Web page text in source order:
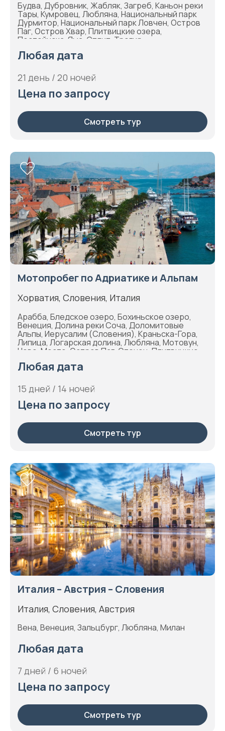
Будва, Дубровник, Жабляк, Загреб, Каньон реки
Тары, Кумровец, Любляна, Национальный парк
Дурмитор, Национальный парк Ловчен, Остров
Паг, Остров Хвар, Плитвицкие озера,
Постойнска-Яма, Сплит, Трогир
Любая дата
21 день / 20 ночей
Цена по запросу
Смотреть тур
Мотопробег по Адриатике и Альпам
Хорватия, Словения, Италия
Арабба, Бледское озеро, Бохиньское озеро,
Венеция, Долина реки Соча, Доломитовые
Альпы, Иерусалим (Словения), Краньска-Гора,
Липица, Логарская долина, Любляна, Мотовун,
Ново-Место, Остров Паг, Оточец, Плитвицкие
озера, Полуостров Истрия, Порторож, Птуй,
Сплит, Трогир, Шибеник, Шкофья-Лока,
Любая дата
15 дней / 14 ночей
Цена по запросу
Смотреть тур
Италия – Австрия – Словения
Италия, Словения, Австрия
Вена, Венеция, Зальцбург, Любляна, Милан
Любая дата
7 дней / 6 ночей
Цена по запросу
Смотреть тур